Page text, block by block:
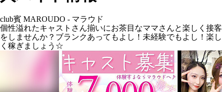
club賓 MAROUDO - マラウド
個性溢れたキャストさん揃いにお茶目なママさんと楽しく接客
をしませんか？ブランクあってもよし！未経験でもよし！楽し
く稼ぎましょう☆